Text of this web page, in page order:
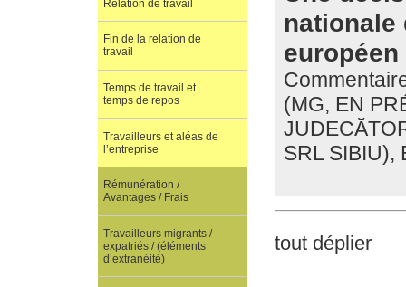
nationale
européen
(MG, EN
SRL SIBIU),
tout déplier
Relation de travail
Fin de la relation de
travail
Temps de travail et
temps de repos
Travailleurs et aléas de
l’entreprise
Rémunération /
Avantages / Frais
Travailleurs migrants /
expatriés / (éléments
d’extranéité)